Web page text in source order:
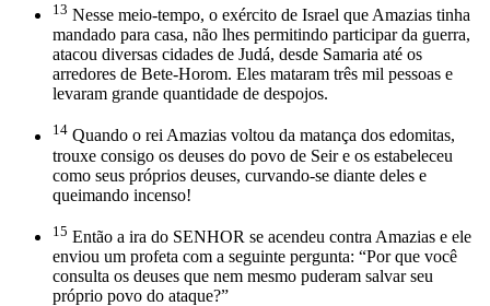
13 Nesse meio-tempo, o exército de Israel que Amazias tinha
mandado para casa, não lhes permitindo participar da guerra,
atacou diversas cidades de Judá, desde Samaria até os
arredores de Bete-Horom. Eles mataram três mil pessoas e
levaram grande quantidade de despojos.
14 Quando o rei Amazias voltou da matança dos edomitas,
trouxe consigo os deuses do povo de Seir e os estabeleceu
como seus próprios deuses, curvando-se diante deles e
queimando incenso!
15 Então a ira do SENHOR se acendeu contra Amazias e ele
enviou um profeta com a seguinte pergunta: “Por que você
consulta os deuses que nem mesmo puderam salvar seu
próprio povo do ataque?”